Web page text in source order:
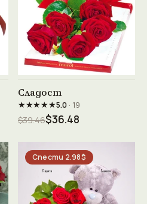
Сладост
★★★★★5.0· 19
$39.46$36.48
Спести 2.98$